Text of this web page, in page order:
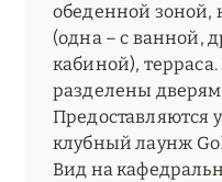
обеденной зоной,
(одна – с ванной,
кабиной),
разделены
Предоставляются
клубный лаунж
Вид на